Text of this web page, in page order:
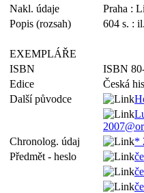
Nakl. údaje
Praha :
Popis (rozsah)
604 s. :
EXEMPLÁŘE
ISBN
ISBN
Edice
Česká
Další původce
Chronolog. údaj
*
Předmět - heslo